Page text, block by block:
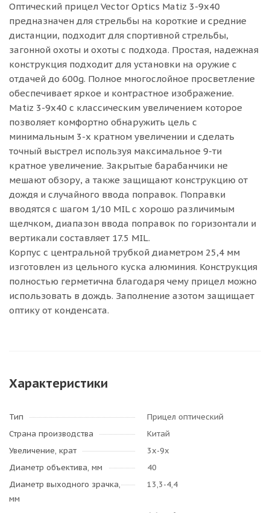
Оптический прицел Vector Optics Matiz 3-9х40
предназначен для стрельбы на короткие и средние
дистанции, подходит для спортивной стрельбы,
загонной охоты и охоты с подхода. Простая, надежная
конструкция подходит для установки на оружие с
отдачей до 600g. Полное многослойное просветление
обеспечивает яркое и контрастное изображение.
Matiz 3-9х40 с классическим увеличением которое
позволяет комфортно обнаружить цель с
минимальным 3-х кратном увеличении и сделать
точный выстрел используя максимальное 9-ти
кратное увеличение. Закрытые барабанчики не
мешают обзору, а также защищают конструкцию от
дождя и случайного ввода поправок. Поправки
вводятся с шагом 1/10 MIL с хорошо различимым
щелчком, диапазон ввода поправок по горизонтали и
вертикали составляет 17.5 MIL.
Корпус с центральной трубкой диаметром 25,4 мм
изготовлен из цельного куска алюминия. Конструкция
полностью герметична благодаря чему прицел можно
использовать в дождь. Заполнение азотом защищает
оптику от конденсата.
Характеристики
Тип
Прицел оптический
Страна производства
Китай
Увеличение, крат
3х-9х
Диаметр объектива, мм
40
Диаметр выходного зрачка,
мм
13,3-4,4